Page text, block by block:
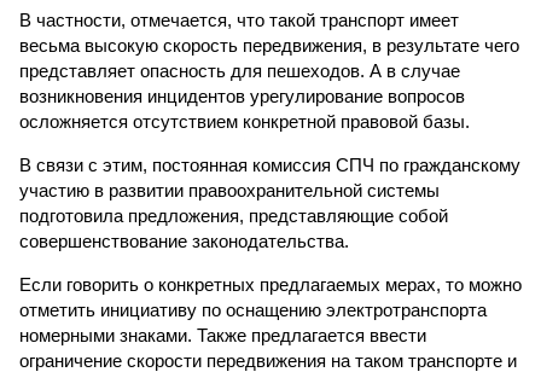
В частности, отмечается, что такой транспорт имеет
весьма высокую скорость передвижения, в результате чего
представляет опасность для пешеходов. А в случае
возникновения инцидентов урегулирование вопросов
осложняется отсутствием конкретной правовой базы.
В связи с этим, постоянная комиссия СПЧ по гражданскому
участию в развитии правоохранительной системы
подготовила предложения, представляющие собой
совершенствование законодательства.
Если говорить о конкретных предлагаемых мерах, то можно
отметить инициативу по оснащению электротранспорта
номерными знаками. Также предлагается ввести
ограничение скорости передвижения на таком транспорте и